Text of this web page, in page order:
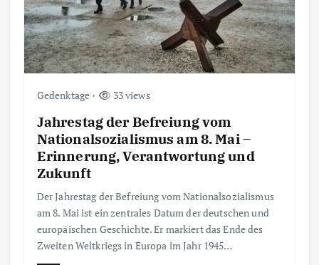
Gedenktage 33 views
Jahrestag der Befreiung vom
Nationalsozialismus am 8. Mai –
Erinnerung, Verantwortung und
Zukunft
Der Jahrestag der Befreiung vom Nationalsozialismus
am 8. Mai ist ein zentrales Datum der deutschen und
europäischen Geschichte. Er markiert das Ende des
Zweiten Weltkriegs in Europa im Jahr 1945…